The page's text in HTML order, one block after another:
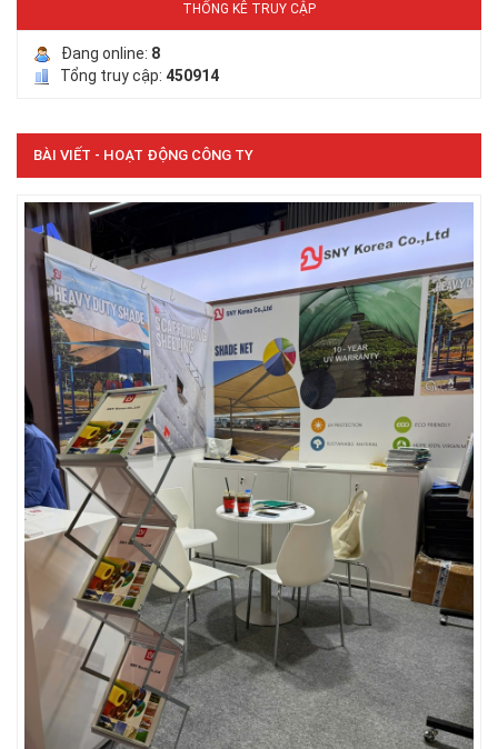
LƯỚI HÀNG RÀO HÌNH VUÔNG
LƯỚI NUÔI TRỒNG HẢI SẢN
LƯỚI CHẮN CHIM
THỐNG KÊ TRUY CẬP
Đang online: 8
Tổng truy cập: 450914
BÀI VIẾT - HOẠT ĐỘNG CÔNG TY